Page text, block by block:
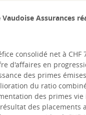
Vaudoise Assurances
consolidé net à
d'affaires en
des primes
du ratio
des primes
des placements